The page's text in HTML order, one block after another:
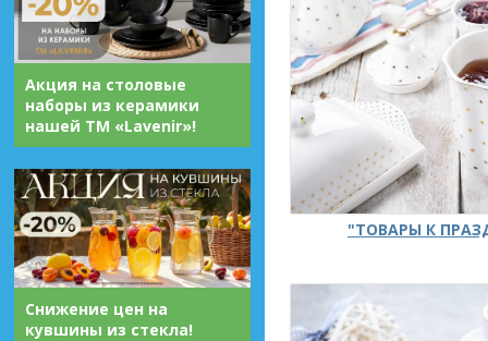
Акция на столовые
наборы из керамики
нашей ТМ «Lavenir»!
Снижение цен на
кувшины из стекла!
"ТОВАРЫ К